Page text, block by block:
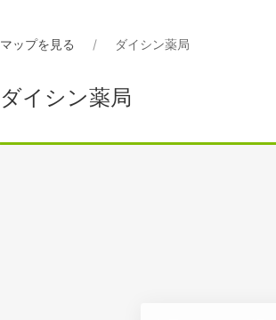
マップを見る ダイシン薬局
ダイシン薬局